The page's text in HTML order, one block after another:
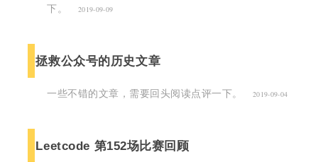
下。
2019-09-09
拯救公众号的历史文章
一些不错的文章，需要回头阅读点评一下。 2019-09-04
Leetcode 第152场比赛回顾